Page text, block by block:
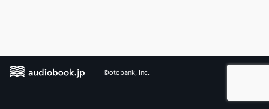
©otobank, Inc.